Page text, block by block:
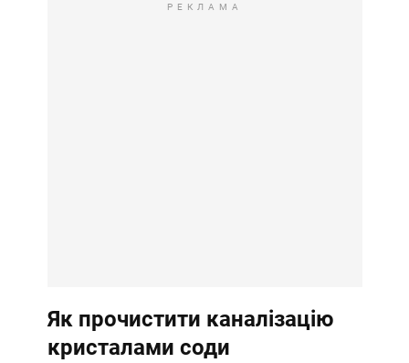
РЕКЛАМА
Як прочистити каналізацію
кристалами соди